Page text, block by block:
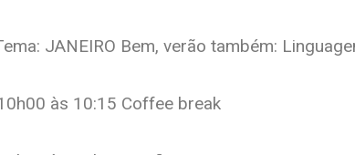
JANEIRO Bem, verão também:
às 10:15 Coffee break